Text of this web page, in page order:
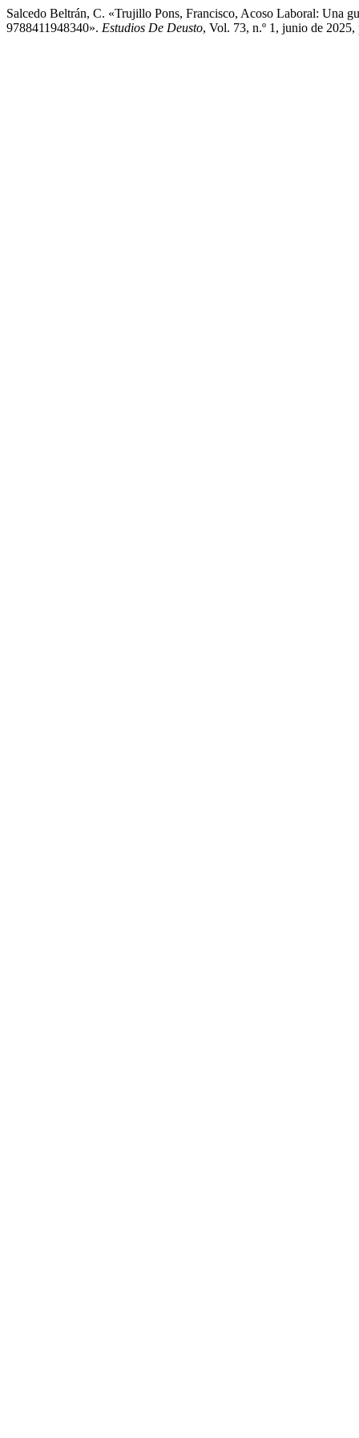
Salcedo Beltrán, C. «Trujillo Pons, Francisco, Acoso Laboral: Una
9788411948340». Estudios De Deusto, Vol. 73, n.º 1, junio de